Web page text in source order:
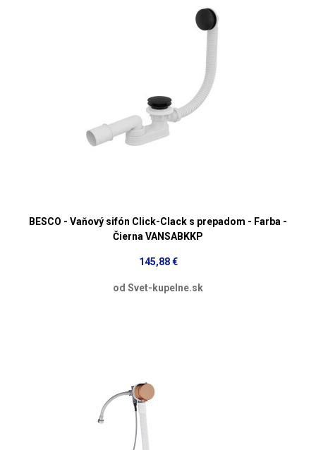
BESCO - Vaňový sifón Click-Clack s prepadom - Farba -
Čierna VANSABKKP
145,88 €
od Svet-kupelne.sk